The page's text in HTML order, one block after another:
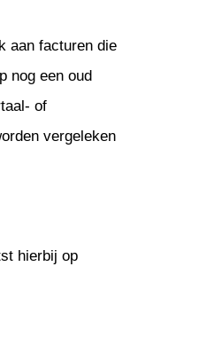
aan facturen die
nog een oud
of
vergeleken
hierbij op